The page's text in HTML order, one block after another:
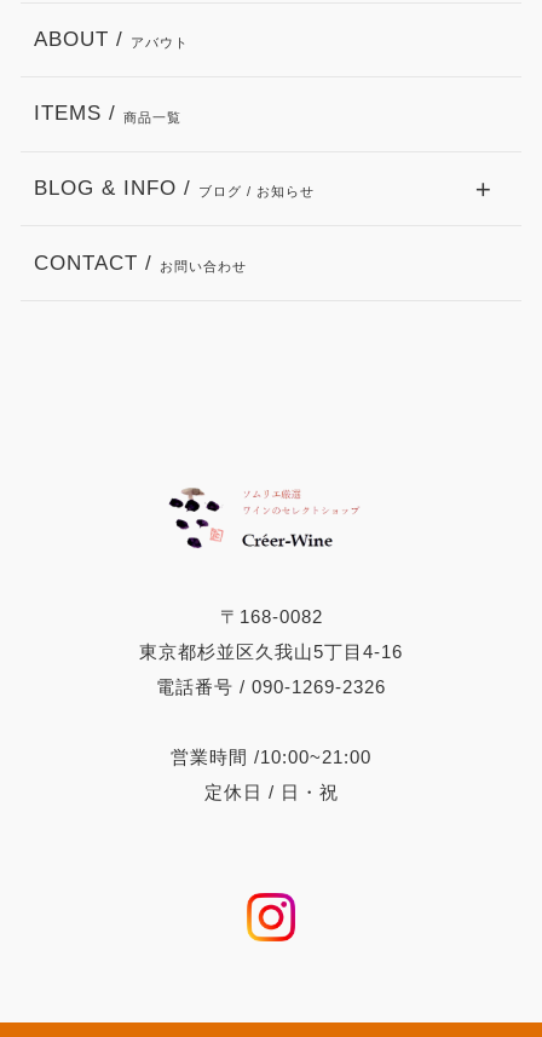
〒168-0082
東京都杉並区久我山5丁目4-16
電話番号 / 090-1269-2326
営業時間 /10:00~21:00
定休日 / 日・祝
ABOUT / アバウト
ITEMS / 商品一覧
BLOG & INFO / ブログ / お知らせ
CONTACT / お問い合わせ